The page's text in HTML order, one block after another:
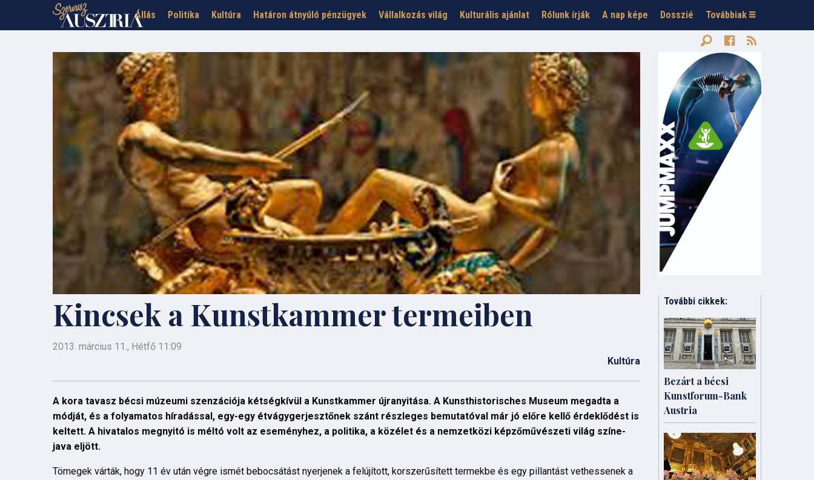
Állás Politika Kultúra Határon átnyúló pénzügyek Vállalkozás világ Kulturális ajánlat Rólunk írják A nap képe Dosszié Továbbiak
Kincsek a Kunstkammer termeiben
2013. március 11., Hétfő 11:09
Kultúra
A kora tavasz bécsi múzeumi szenzációja kétségkívül a Kunstkammer újranyitása. A Kunsthistorisches Museum megadta a
módját, és a folyamatos híradással, egy-egy étvágygerjesztőnek szánt részleges bemutatóval már jó előre kellő érdeklődést is
keltett. A hivatalos megnyitó is méltó volt az eseményhez, a politika, a közélet és a nemzetközi képzőművészeti világ színe-
java eljött.
Tömegek várták, hogy 11 év után végre ismét bebocsátást nyerjenek a felújított, korszerűsített termekbe és egy pillantást vethessenek a
További cikkek:
Bezárt a bécsi
Kunstforum-Bank
Austria